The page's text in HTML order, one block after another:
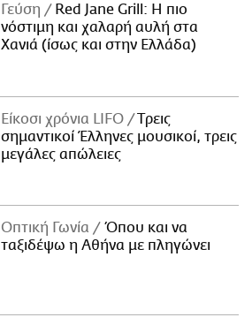
Γεύση
Red Jane Grill: Η πιο
νόστιμη και χαλαρή αυλή στα
Χανιά (ίσως και στην Ελλάδα)
Είκοσι χρόνια LIFO
Tρεις
σημαντικοί Έλληνες μουσικοί, τρεις
μεγάλες απώλειες
Οπτική Γωνία
Όπου και να
ταξιδέψω η Αθήνα με πληγώνει